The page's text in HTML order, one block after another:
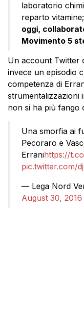
laboratorio
reparto vitamine;
oggi,
Movimento 5
Un account Twitter
invece un episodio
competenza di
strumentalizzazioni
non si ha più fango
Una smorfia ai
Pecoraro e
Erranihttps://
pic.twitter.com/
— Lega Nord
August 30, 2016